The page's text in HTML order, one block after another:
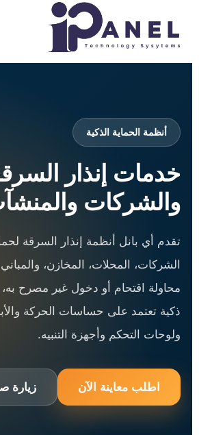
أنظمة الحماية الذكية
خدمات إنذار
والشركات
تقدم أي بانل أنظمة إنذار السرقة
الشركات، المحلات، المخازن،
محاولة اقتحام أو دخول غير مصرح
ذكية تعتمد على حساسات الحركة
ولوحات التحكم وأجهزة التنبيه.
اطلب معاينة الآن زيارة